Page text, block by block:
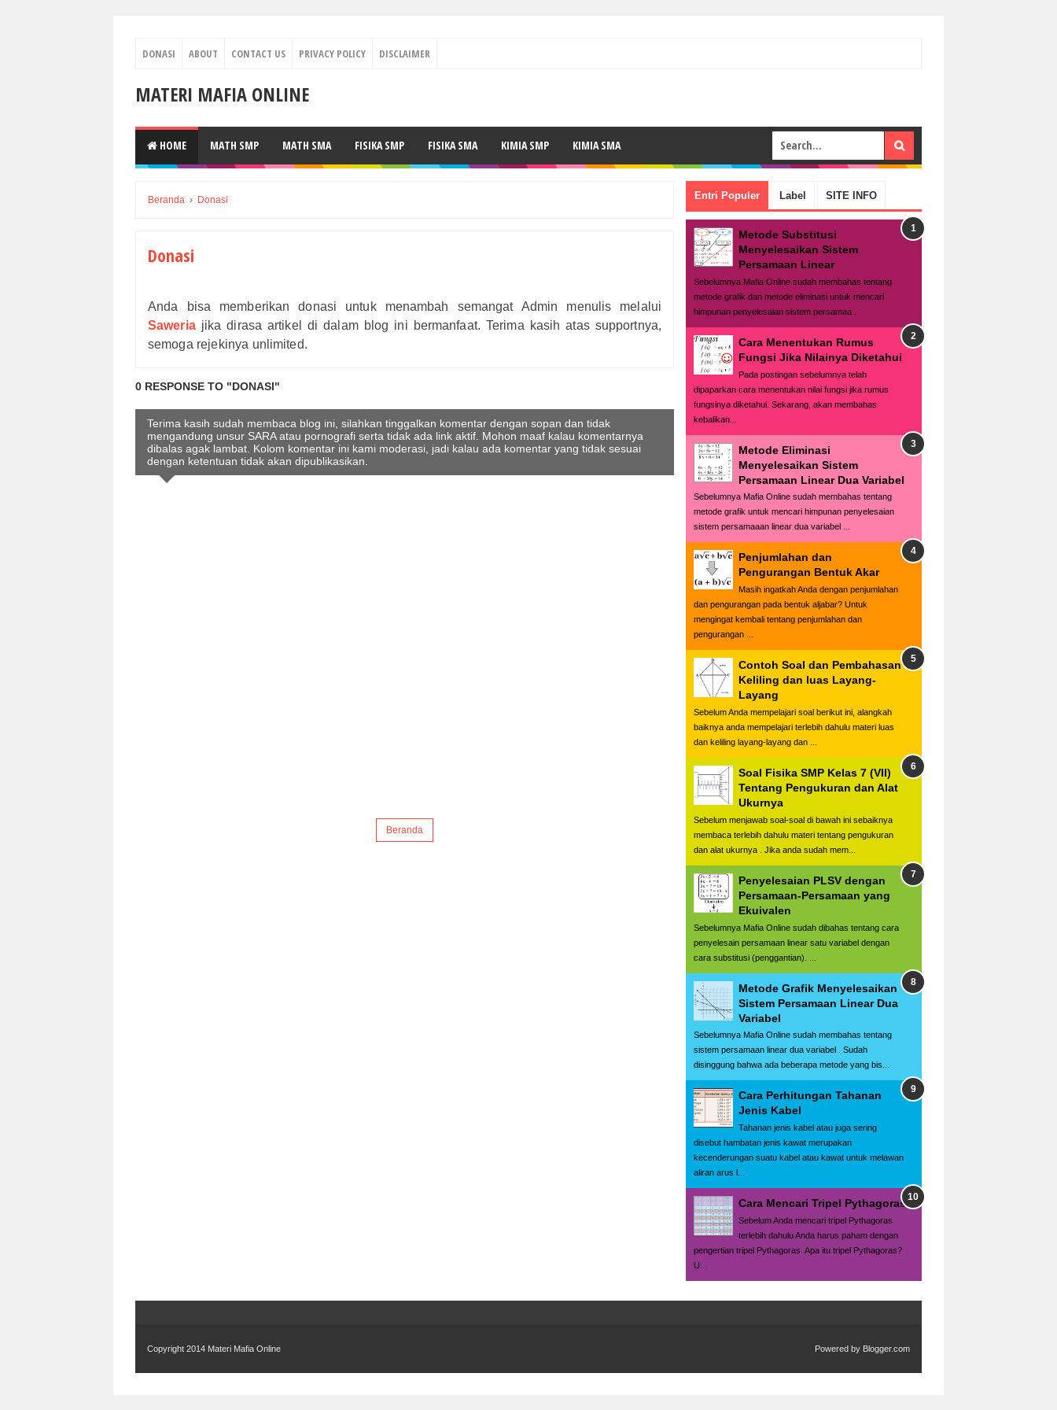
DONASI ABOUT CONTACT US PRIVACY POLICY DISCLAIMER
MATERI MAFIA ONLINE
HOME MATH SMP MATH SMA FISIKA SMP FISIKA SMA KIMIA SMP KIMIA SMA
Beranda › Donasi
Donasi
Anda bisa memberikan donasi untuk menambah semangat Admin menulis melalui
Saweriajika dirasa artikel di dalam blog ini bermanfaat. Terima kasih atas supportnya,
semoga rejekinya unlimited.
0 RESPONSE TO "DONASI"
Terima kasih sudah membaca blog ini, silahkan tinggalkan komentar dengan sopan dan tidak
mengandung unsur SARA atau pornografi serta tidak ada link aktif. Mohon maaf kalau komentarnya
dibalas agak lambat. Kolom komentar ini kami moderasi, jadi kalau ada komentar yang tidak sesuai
dengan ketentuan tidak akan dipublikasikan.
Beranda
Entri Populer Label SITE INFO
Metode Substitusi
Menyelesaikan Sistem
Persamaan Linear
Sebelumnya Mafia Online sudah membahas tentang
metode grafik dan metode eliminasi untuk mencari
himpunan penyelesaian sistem persamaa...
Cara Menentukan Rumus
Fungsi Jika Nilainya Diketahui
Pada postingan sebelumnya telah
dipaparkan cara menentukan nilai fungsi jika rumus
fungsinya diketahui. Sekarang, akan membahas
kebalikan...
Metode Eliminasi
Menyelesaikan Sistem
Persamaan Linear Dua Variabel
Sebelumnya Mafia Online sudah membahas tentang
metode grafik untuk mencari himpunan penyelesaian
sistem persamaaan linear dua variabel ...
Penjumlahan dan
Pengurangan Bentuk Akar
Masih ingatkah Anda dengan penjumlahan
dan pengurangan pada bentuk aljabar? Untuk
mengingat kembali tentang penjumlahan dan
pengurangan ...
Contoh Soal dan Pembahasan
Keliling dan luas Layang-
Layang
Sebelum Anda mempelajari soal berikut ini, alangkah
baiknya anda mempelajari terlebih dahulu materi luas
dan keliling layang-layang dan ...
Soal Fisika SMP Kelas 7 (VII)
Tentang Pengukuran dan Alat
Ukurnya
Sebelum menjawab soal-soal di bawah ini sebaiknya
membaca terlebih dahulu materi tentang pengukuran
dan alat ukurnya . Jika anda sudah mem...
Penyelesaian PLSV dengan
Persamaan-Persamaan yang
Ekuivalen
Sebelumnya Mafia Online sudah dibahas tentang cara
penyelesain persamaan linear satu variabel dengan
cara substitusi (penggantian). ...
Metode Grafik Menyelesaikan
Sistem Persamaan Linear Dua
Variabel
Sebelumnya Mafia Online sudah membahas tentang
sistem persamaan linear dua variabel . Sudah
disinggung bahwa ada beberapa metode yang bis...
Cara Perhitungan Tahanan
Jenis Kabel
Tahanan jenis kabel atau juga sering
disebut hambatan jenis kawat merupakan
kecenderungan suatu kabel atau kawat untuk melawan
aliran arus l...
Cara Mencari Tripel Pythagoras
Sebelum Anda mencari tripel Pythagoras
terlebih dahulu Anda harus paham dengan
pengertian tripel Pythagoras. Apa itu tripel Pythagoras?
U...
Copyright 2014 Materi Mafia Online Powered by Blogger.com